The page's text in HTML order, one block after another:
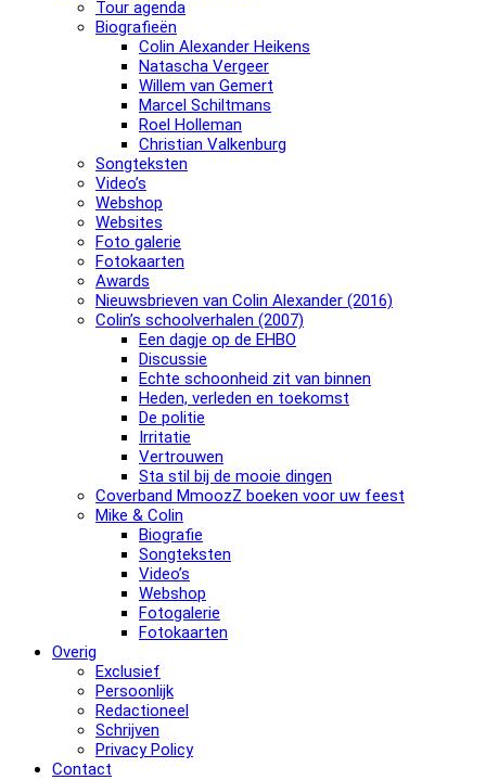
Tour agenda
Biografieën
Colin Alexander Heikens
Natascha Vergeer
Willem van Gemert
Marcel Schiltmans
Roel Holleman
Christian Valkenburg
Songteksten
Video’s
Webshop
Websites
Foto galerie
Fotokaarten
Awards
Nieuwsbrieven van Colin Alexander (2016)
Colin’s schoolverhalen (2007)
Een dagje op de EHBO
Discussie
Echte schoonheid zit van binnen
Heden, verleden en toekomst
De politie
Irritatie
Vertrouwen
Sta stil bij de mooie dingen
Coverband MmoozZ boeken voor uw feest
Mike & Colin
Biografie
Songteksten
Video’s
Webshop
Fotogalerie
Fotokaarten
Overig
Exclusief
Persoonlijk
Redactioneel
Schrijven
Privacy Policy
Contact